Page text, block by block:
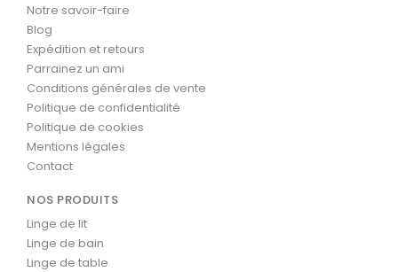
Notre savoir-faire
Blog
Expédition et retours
Parrainez un ami
Conditions générales de vente
Politique de confidentialité
Politique de cookies
Mentions légales
Contact
NOS PRODUITS
Linge de lit
Linge de bain
Linge de table